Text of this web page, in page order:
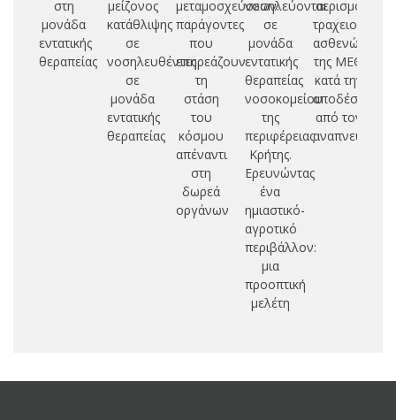
στη
μονάδα
εντατικής
θεραπείας
μείζονος
κατάθλιψης
σε
νοσηλευθέντες
σε
μονάδα
εντατικής
θεραπείας
μεταμοσχεύσεων:
παράγοντες
που
επηρεάζουν
τη
στάση
του
κόσμου
απέναντι
στη
δωρεά
οργάνων
νοσηλεύονται
σε
μονάδα
εντατικής
θεραπείας
νοσοκομείου
της
περιφέρειας
Κρήτης.
Ερευνώντας
ένα
ημιαστικό-
αγροτικό
περιβάλλον:
μια
προοπτική
μελέτη
αερισμό
ασθενών
της ΜΕΘ
κατά την
αποδέσμευση
από τον
αναπνευτήρα